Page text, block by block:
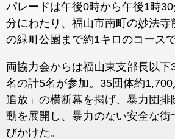
パレードは午後0時から午後1時
分にわたり、福山市南町の妙法寺
の緑町公園まで約1キロのコース
両協力会からは福山東支部長以下
名の計5名が参加。35団体約
追放」の横断幕を掲げ、暴力団排
動を展開し、暴力のない安全な街
びかけた。